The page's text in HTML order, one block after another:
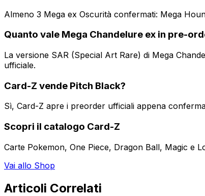
Almeno 3 Mega ex Oscurità confermati: Mega
Quanto vale Mega Chandelure ex in pre-
La versione SAR (Special Art Rare) di Mega
ufficiale.
Card-Z vende Pitch Black?
Sì, Card-Z apre i preorder ufficiali appena
Scopri il catalogo Card-Z
Carte Pokemon, One Piece, Dragon Ball, Magic e
Vai allo Shop
Articoli Correlati